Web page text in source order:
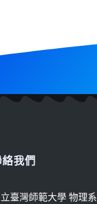
我們
立臺灣師範大學 物理系